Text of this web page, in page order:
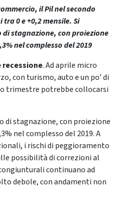
il Pil nel secondo
0 e +0,2 mensile. Si
stagnazione, con proiezione
nel complesso del 2019
recessione. Ad aprile micro
con turismo, auto e un po’ di
trimestre potrebbe collocarsi
di stagnazione, con proiezione
nel complesso del 2019. A
i rischi di peggioramento
possibilità di correzioni al
continuano ad
debole, con andamenti non